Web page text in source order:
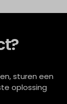
sturen een
oplossing